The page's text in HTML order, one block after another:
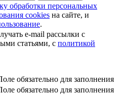
обработки персональных
cookies на сайте, и
.
e-mail рассылки с
статьями, с политикой
обязательно для заполнения
обязательно для заполнения